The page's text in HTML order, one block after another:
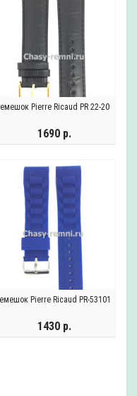
Pierre Ricaud PR 22-20
1690 р.
Pierre Ricaud PR-53101
1430 р.